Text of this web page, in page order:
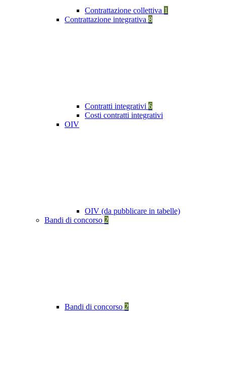
Contrattazione collettiva 1
Contrattazione integrativa 8
Contratti integrativi 6
Costi contratti integrativi
OIV
OIV (da pubblicare in tabelle)
Bandi di concorso 2
Bandi di concorso 2